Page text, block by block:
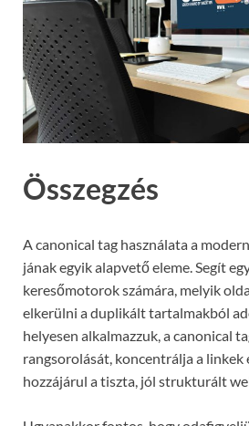
Összegzés
A canonical tag használata a
jának egyik alapvető eleme. Segít
keresőmotorok számára, melyik
elkerülni a duplikált tartalmakból
helyesen alkalmazzuk, a canonical
rangsorolását, koncentrálja a linkek
hozzájárul a tiszta, jól strukturált